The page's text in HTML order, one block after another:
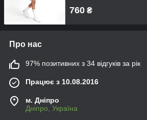
760 ₴
Про нас
97% позитивних з 34 відгуків за рік
Працює з 10.08.2016
м. Дніпро
Дніпро, Україна